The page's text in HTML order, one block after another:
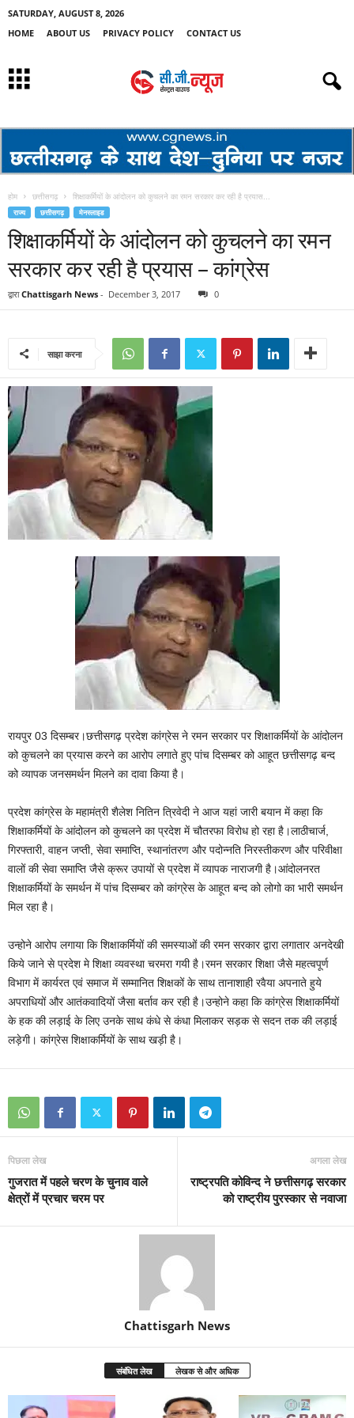
SATURDAY, AUGUST 8, 2026
HOME
ABOUT US PRIVACY POLICY CONTACT US
होम छत्तीसगढ़ शिक्षाकर्मियों के आंदोलन को कुचलने का रमन सरकार कर रही है प्रयास...
राज्य छत्तीसगढ़ मेनस्लाइड
शिक्षाकर्मियों के आंदोलन को कुचलने का रमन
सरकार कर रही है प्रयास – कांग्रेस
द्वारा Chattisgarh News - December 3, 2017 0
साझा करना
रायपुर 03 दिसम्बर।छत्तीसगढ़ प्रदेश कांग्रेस ने रमन सरकार पर शिक्षाकर्मियों के आंदोलन
को कुचलने का प्रयास करने का आरोप लगाते हुए पांच दिसम्बर को आहूत छत्तीसगढ़ बन्द
को व्यापक जनसमर्थन मिलने का दावा किया है।
प्रदेश कांग्रेस के महामंत्री शैलेश नितिन त्रिवेदी ने आज यहां जारी बयान में कहा कि
शिक्षाकर्मियों के आंदोलन को कुचलने का प्रदेश में चौतरफा विरोध हो रहा है।लाठीचार्ज,
गिरफ्तारी, वाहन जप्ती, सेवा समाप्ति, स्थानांतरण और पदोन्नति निरस्तीकरण और परिवीक्षा
वालों की सेवा समाप्ति जैसे क्रूर उपायों से प्रदेश में व्यापक नाराजगी है।आंदोलनरत
शिक्षाकर्मियों के समर्थन में पांच दिसम्बर को कांग्रेस के आहूत बन्द को लोगो का भारी समर्थन
मिल रहा है।
उन्होने आरोप लगाया कि शिक्षाकर्मियों की समस्याओं की रमन सरकार द्वारा लगातार अनदेखी
किये जाने से प्रदेश मे शिक्षा व्यवस्था चरमरा गयी है।रमन सरकार शिक्षा जैसे महत्वपूर्ण
विभाग में कार्यरत एवं समाज में सम्मानित शिक्षकों के साथ तानाशाही रवैया अपनाते हुये
अपराधियों और आतंकवादियों जैसा बर्ताव कर रही है।उन्होने कहा कि कांग्रेस शिक्षाकर्मियों
के हक की लड़ाई के लिए उनके साथ कंधे से कंधा मिलाकर सड़क से सदन तक की लड़ाई
लड़ेगी। कांग्रेस शिक्षाकर्मियों के साथ खड़ी है।
पिछला लेख
गुजरात में पहले चरण के चुनाव वाले
क्षेत्रों में प्रचार चरम पर
अगला लेख
राष्ट्रपति कोविन्द ने छत्तीसगढ़ सरकार
को राष्ट्रीय पुरस्कार से नवाजा
Chattisgarh News
संबंधित लेख लेखक से और अधिक